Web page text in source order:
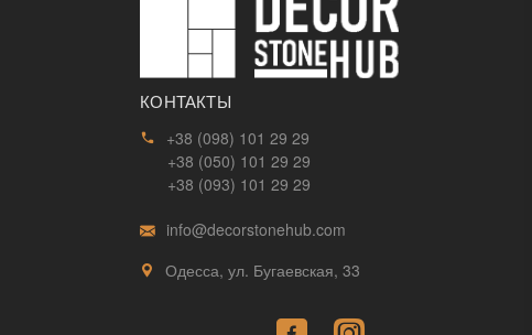
КОНТАКТЫ
+38 (098) 101 29 29
+38 (050) 101 29 29
+38 (093) 101 29 29
info@decorstonehub.com
Одесса, ул. Бугаевская, 33